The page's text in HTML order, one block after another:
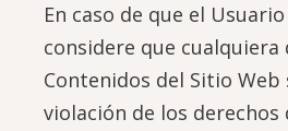
En caso de que el
considere que cualquiera
Contenidos del Sitio Web
violación de los